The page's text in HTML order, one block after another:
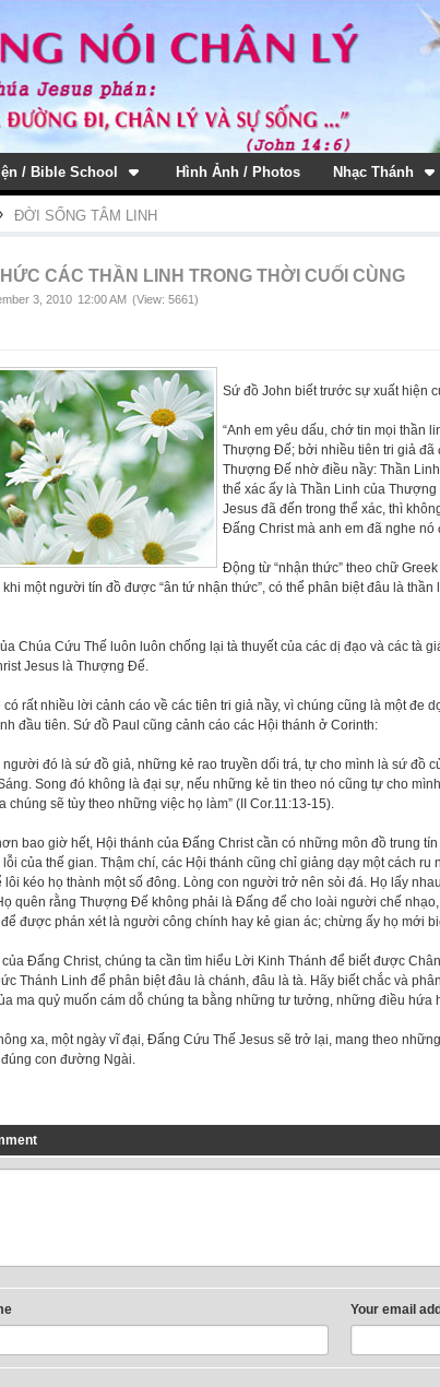
/ Bible School Hình Ảnh / Photos Nhạc Thánh
ĐỜI SỐNG TÂM LINH
CÁC THẦN LINH TRONG THỜI CUỐI CÙNG
3, 2010 12:00 AM (View: 5661)
Sứ đồ John biết trước sự xuất hiện
“Anh em yêu dấu, chớ tin mọi thần
Thượng Đế; bởi nhiều tiên tri giả đã
Thượng Đế nhờ điều nầy: Thần
thể xác ấy là Thần Linh của
Jesus đã đến trong thể xác, thì
Đấng Christ mà anh em đã nghe nó
Động từ “nhận thức” theo chữ
khi một người tín đồ được “ân tứ nhận thức”, có thể phân biệt đâu là
Chúa Cứu Thế luôn luôn chống lại tà thuyết của các dị đạo và các tà
Jesus là Thượng Đế.
có rất nhiều lời cảnh cáo về các tiên tri giả nầy, vì chúng cũng là một đe
đầu tiên. Sứ đồ Paul cũng cảnh cáo các Hội thánh ở Corinth:
người đó là sứ đồ giả, những kẻ rao truyền dối trá, tự cho mình là sứ đồ
Song đó không là đại sự, nếu những kẻ tin theo nó cũng tự cho
chúng sẽ tùy theo những việc họ làm” (II Cor.11:13-15).
bao giờ hết, Hội thánh của Đấng Christ cần có những môn đồ trung
của thế gian. Thậm chí, các Hội thánh cũng chỉ giảng dạy một cách
lôi kéo họ thành một số đông. Lòng con người trở nên sỏi đá. Họ lấy
quên rằng Thượng Đế không phải là Đấng để cho loài người chế
để được phán xét là người công chính hay kẻ gian ác; chừng ấy họ mới
của Đấng Christ, chúng ta cần tìm hiểu Lời Kinh Thánh để biết được
Thánh Linh để phân biệt đâu là chánh, đâu là tà. Hãy biết chắc và
ma quỷ muốn cám dỗ chúng ta bằng những tư tưởng, những điều hứa
xa, một ngày vĩ đại, Đấng Cứu Thế Jesus sẽ trở lại, mang theo
con đường Ngài.
Your email